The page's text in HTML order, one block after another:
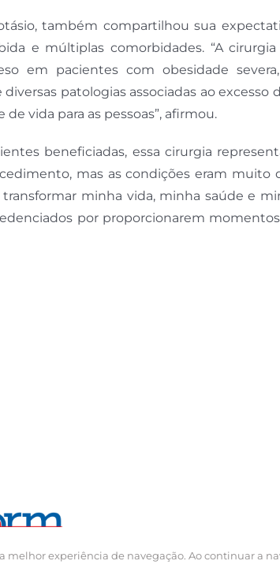
também compartilhou sua
e múltiplas comorbidades. “A
em pacientes com obesidade
patologias associadas ao excesso
vida para as pessoas”, afirmou.
beneficiadas, essa cirurgia
mas as condições eram muito
minha vida, minha saúde e
por proporcionarem
melhor experiência de navegação. Ao continuar a